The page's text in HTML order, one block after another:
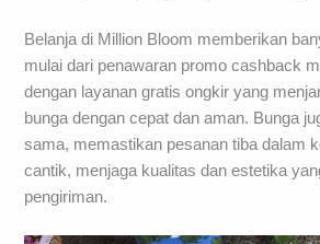
Belanja di Million Bloom memberikan
mulai dari penawaran promo cashback
dengan layanan gratis ongkir yang
bunga dengan cepat dan aman. Bunga
sama, memastikan pesanan tiba dalam
cantik, menjaga kualitas dan estetika
pengiriman.